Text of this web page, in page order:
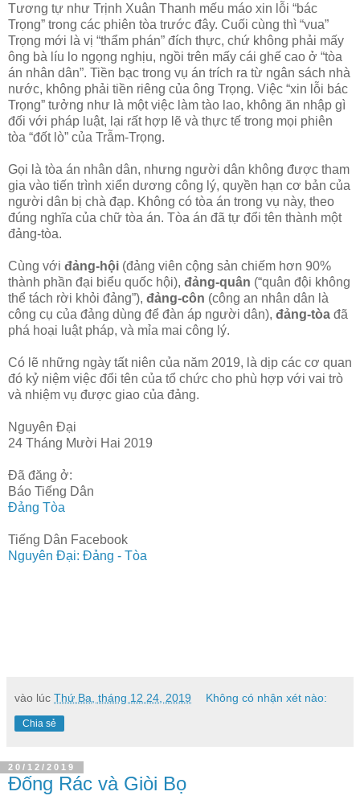
Tương tự như Trịnh Xuân Thanh mếu máo xin lỗi “bác
Trọng” trong các phiên tòa trước đây. Cuối cùng thì “vua”
Trọng mới là vị “thẩm phán” đích thực, chứ không phải mấy
ông bà líu lo ngọng nghịu, ngồi trên mấy cái ghế cao ở “tòa
án nhân dân”. Tiền bạc trong vụ án trích ra từ ngân sách nhà
nước, không phải tiền riêng của ông Trọng. Việc “xin lỗi bác
Trọng” tưởng như là một việc làm tào lao, không ăn nhập gì
đối với pháp luật, lại rất hợp lẽ và thực tế trong mọi phiên
tòa “đốt lò” của Trẫm-Trọng.
Gọi là tòa án nhân dân, nhưng người dân không được tham
gia vào tiến trình xiển dương công lý, quyền hạn cơ bản của
người dân bị chà đạp. Không có tòa án trong vụ này, theo
đúng nghĩa của chữ tòa án. Tòa án đã tự đổi tên thành một
đảng-tòa.
Cùng với đảng-hội (đảng viên cộng sản chiếm hơn 90%
thành phần đại biểu quốc hội), đảng-quân (“quân đội không
thể tách rời khỏi đảng”), đảng-côn (công an nhân dân là
công cụ của đảng dùng để đàn áp người dân), đảng-tòa đã
phá hoại luật pháp, và mỉa mai công lý.
Có lẽ những ngày tất niên của năm 2019, là dịp các cơ quan
đó kỷ niệm việc đổi tên của tổ chức cho phù hợp với vai trò
và nhiệm vụ được giao của đảng.
Nguyên Đại
24 Tháng Mười Hai 2019
Đã đăng ở:
Báo Tiếng Dân
Đảng Tòa
Tiếng Dân Facebook
Nguyên Đại: Đảng - Tòa
vào lúc Thứ Ba, tháng 12 24, 2019 Không có nhận xét nào:
Chia sẻ
20/12/2019
Đống Rác và Giòi Bọ